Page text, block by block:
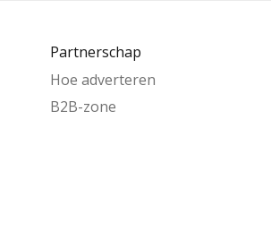
Partnerschap
Hoe adverteren
B2B-zone